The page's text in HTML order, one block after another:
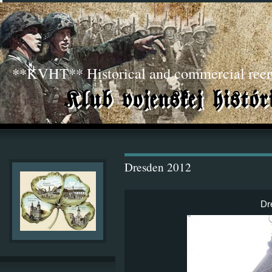
**KVHT** Historical and commercial
Dresden 2012